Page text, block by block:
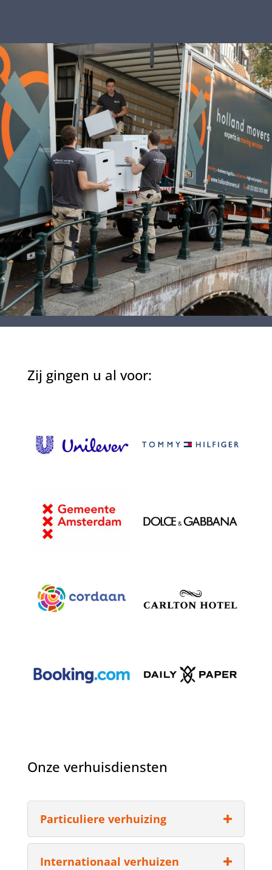
Zij gingen u al voor:
Onze verhuisdiensten
Particuliere verhuizing
Internationaal verhuizen